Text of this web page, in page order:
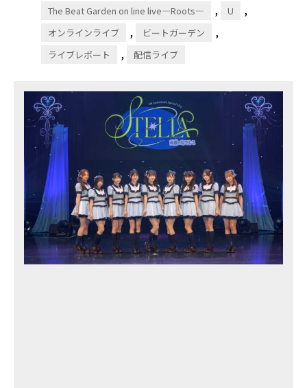
The Beat Garden on line live―Roots― , U ,
オンラインライブ , ビートガーデン ,
ライブレポート , 配信ライブ